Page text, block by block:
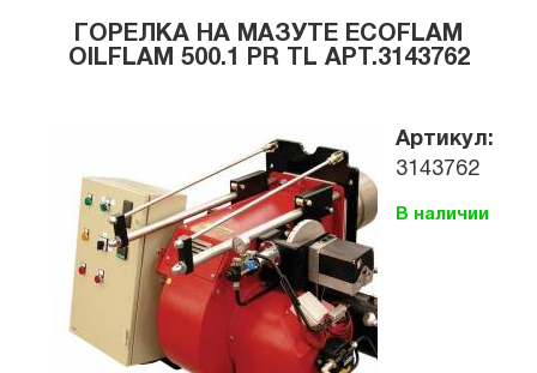
ГОРЕЛКА НА МАЗУТЕ ECOFLAM
OILFLAM 500.1 PR TL АРТ.3143762
Артикул:
3143762
В наличии